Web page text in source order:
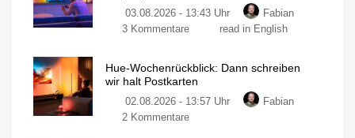
03.08.2026 - 13:43 Uhr
Fabian
3 Kommentare
read in English
Hue-Wochenrückblick: Dann schreiben
wir halt Postkarten
02.08.2026 - 13:57 Uhr
Fabian
2 Kommentare